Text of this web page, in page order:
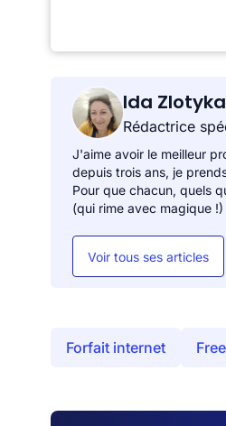
Ida
Rédactrice
J'aime avoir le meilleur
depuis trois ans, je
Pour que chacun, quels
(qui rime avec magique !)
Voir tous ses articles
Forfait internet Free